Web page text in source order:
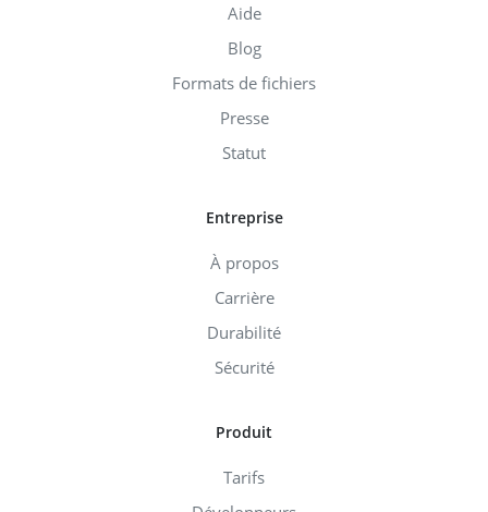
Aide
Blog
Formats de fichiers
Presse
Statut
Entreprise
À propos
Carrière
Durabilité
Sécurité
Produit
Tarifs